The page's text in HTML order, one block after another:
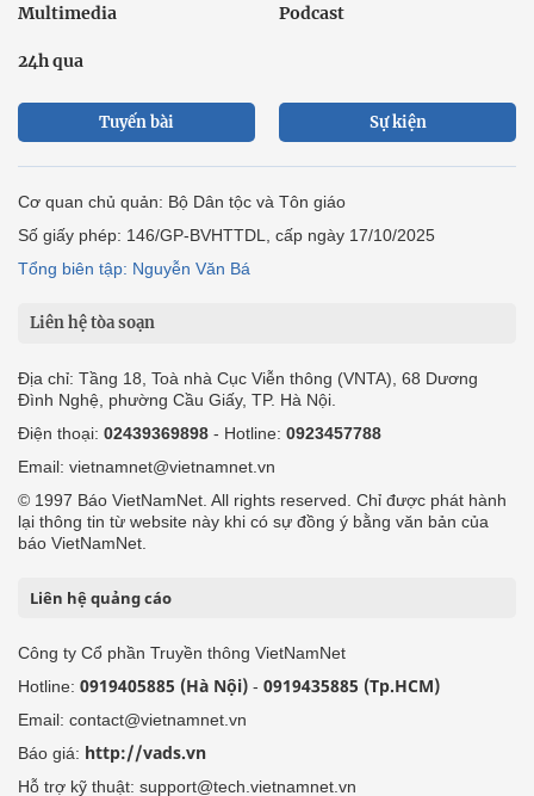
Multimedia Podcast
24h qua
Tuyến bài Sự kiện
Cơ quan chủ quản: Bộ Dân tộc và Tôn giáo
Số giấy phép: 146/GP-BVHTTDL, cấp ngày 17/10/2025
Tổng biên tập: Nguyễn Văn Bá
Liên hệ tòa soạn
Địa chỉ: Tầng 18, Toà nhà Cục Viễn thông (VNTA), 68 Dương
Đình Nghệ, phường Cầu Giấy, TP. Hà Nội.
Điện thoại: 02439369898 - Hotline: 0923457788
Email: vietnamnet@vietnamnet.vn
© 1997 Báo VietNamNet. All rights reserved. Chỉ được phát hành
lại thông tin từ website này khi có sự đồng ý bằng văn bản của
báo VietNamNet.
Liên hệ quảng cáo
Công ty Cổ phần Truyền thông VietNamNet
Hotline: 0919405885 (Hà Nội) - 0919435885 (Tp.HCM)
Email: contact@vietnamnet.vn
Báo giá: http://vads.vn
Hỗ trợ kỹ thuật: support@tech.vietnamnet.vn